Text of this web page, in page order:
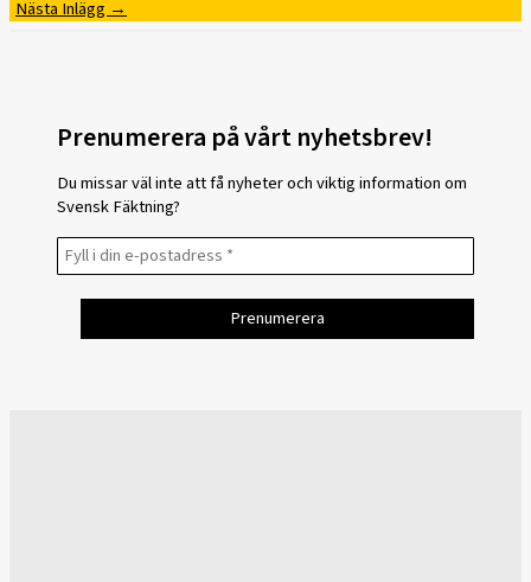
Nästa Inlägg →
Prenumerera på vårt nyhetsbrev!
Du missar väl inte att få nyheter och viktig information om
Svensk Fäktning?